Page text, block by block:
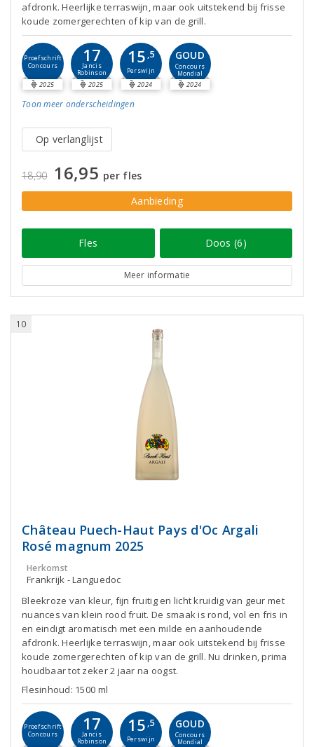
afdronk. Heerlijke terraswijn, maar ook uitstekend bij frisse
koude zomergerechten of kip van de grill.
Proefschrift
Concours
2025
17
Jancis
Robinson
2025
15 ,5
Perswijn
2024
GOUD
Concours
Mondial
2024
Toon meer onderscheidingen
Op verlanglijst
18,90 16,95 per fles
Aanbieding
Fles Doos (6)
Meer informatie
10
Château Puech-Haut Pays d'Oc Argali
Rosé magnum 2025
Herkomst
Frankrijk - Languedoc
Bleekroze van kleur, fijn fruitig en licht kruidig van geur met
nuances van klein rood fruit. De smaak is rond, vol en fris in
en eindigt aromatisch met een milde en aanhoudende
afdronk. Heerlijke terraswijn, maar ook uitstekend bij frisse
koude zomergerechten of kip van de grill. Nu drinken, prima
houdbaar tot zeker 2 jaar na oogst.
Flesinhoud: 1500 ml
Proefschrift
Concours
17
Jancis
Robinson
15 ,5
Perswijn
GOUD
Concours
Mondial